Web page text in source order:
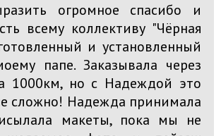
огромное спасибо и
всему коллективу "Чёрная
и установленный
папе. Заказывала через
1000км, но с Надеждой это
сложно! Надежда принимала
макеты, пока мы не